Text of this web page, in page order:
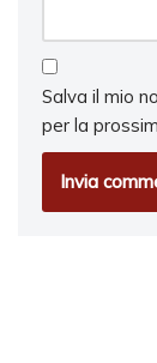
Salva il mio
per la